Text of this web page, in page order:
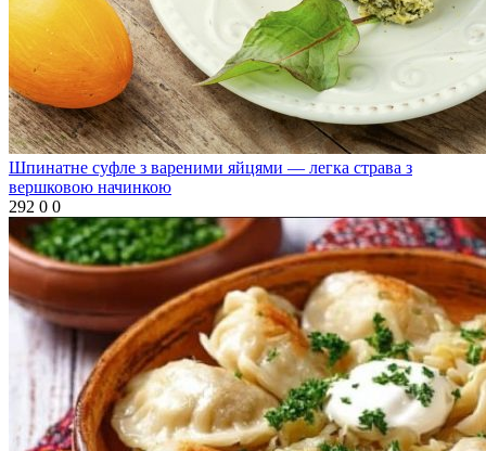
Шпинатне суфле з вареними яйцями — легка страва з
вершковою начинкою
292 0 0